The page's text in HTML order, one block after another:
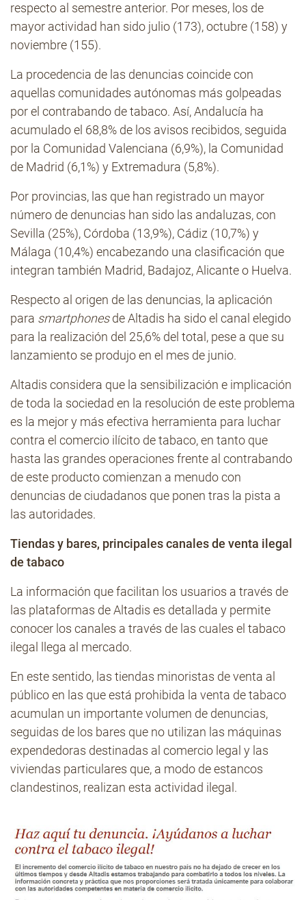
respecto al semestre anterior. Por meses, los de
mayor actividad han sido julio (173), octubre (158) y
noviembre (155).
La procedencia de las denuncias coincide con
aquellas comunidades autónomas más golpeadas
por el contrabando de tabaco. Así, Andalucía ha
acumulado el 68,8% de los avisos recibidos, seguida
por la Comunidad Valenciana (6,9%), la Comunidad
de Madrid (6,1%) y Extremadura (5,8%).
Por provincias, las que han registrado un mayor
número de denuncias han sido las andaluzas, con
Sevilla (25%), Córdoba (13,9%), Cádiz (10,7%) y
Málaga (10,4%) encabezando una clasificación que
integran también Madrid, Badajoz, Alicante o Huelva.
Respecto al origen de las denuncias, la aplicación
para smartphonesde Altadis ha sido el canal elegido
para la realización del 25,6% del total, pese a que su
lanzamiento se produjo en el mes de junio.
Altadis considera que la sensibilización e implicación
de toda la sociedad en la resolución de este problema
es la mejor y más efectiva herramienta para luchar
contra el comercio ilícito de tabaco, en tanto que
hasta las grandes operaciones frente al contrabando
de este producto comienzan a menudo con
denuncias de ciudadanos que ponen tras la pista a
las autoridades.
Tiendas y bares, principales canales de venta ilegal
de tabaco
La información que facilitan los usuarios a través de
las plataformas de Altadis es detallada y permite
conocer los canales a través de las cuales el tabaco
ilegal llega al mercado.
En este sentido, las tiendas minoristas de venta al
público en las que está prohibida la venta de tabaco
acumulan un importante volumen de denuncias,
seguidas de los bares que no utilizan las máquinas
expendedoras destinadas al comercio legal y las
viviendas particulares que, a modo de estancos
clandestinos, realizan esta actividad ilegal.